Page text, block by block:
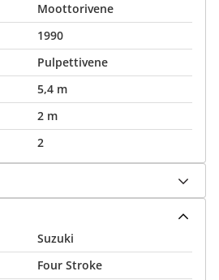
Moottorivene
1990
Pulpettivene
5,4 m
2 m
2
Suzuki
Four Stroke